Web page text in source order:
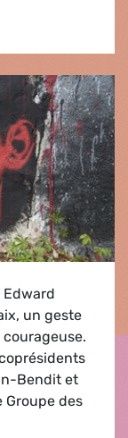
Edward
un geste
Bendit et
Groupe des